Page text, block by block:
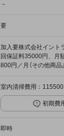
－
要
加入要株式会社イント
回保証料35000円、月
800円／月（その他商品
室内清掃費用：115500
初期費
即時